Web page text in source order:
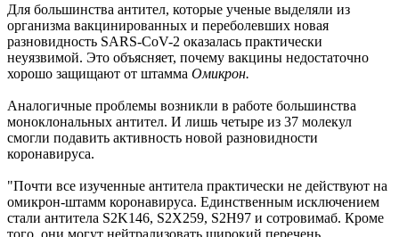
Для большинства антител, которые ученые выделяли из
организма вакцинированных и переболевших новая
разновидность SARS-CoV-2 оказалась практически
неуязвимой. Это объясняет, почему вакцины недостаточно
хорошо защищают от штамма Омикрон.
Аналогичные проблемы возникли в работе большинства
моноклональных антител. И лишь четыре из 37 молекул
смогли подавить активность новой разновидности
коронавируса.
"Почти все изученные антитела практически не действуют на
омикрон-штамм коронавируса. Единственным исключением
стали антитела S2K146, S2X259, S2H97 и сотровимаб. Кроме
того, они могут нейтрализовать широкий перечень